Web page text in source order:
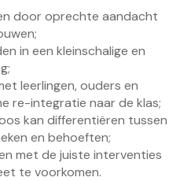
door oprechte aandacht
in een kleinschalige en
leerlingen, ouders en
re-integratie naar de klas;
kan differentiëren tussen
en behoeften;
met de juiste interventies
te voorkomen.